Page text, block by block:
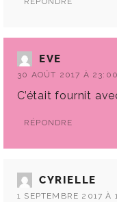
EVE
30 AOÛT 2017 À 23:00
C’était fournit
RÉPONDRE
CYRIELLE
1 SEPTEMBRE 2017 À